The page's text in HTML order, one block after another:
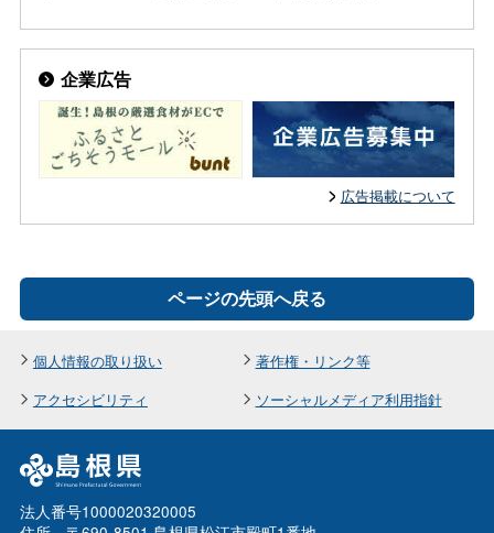
企業広告
広告掲載について
ページの先頭へ戻る
個人情報の取り扱い
著作権・リンク等
アクセシビリティ
ソーシャルメディア利用指針
法人番号1000020320005